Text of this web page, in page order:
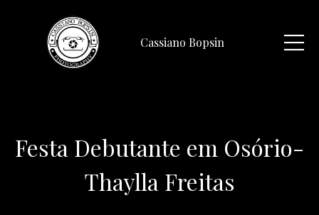
Cassiano Bopsin
Festa Debutante em Osório-
Thaylla Freitas